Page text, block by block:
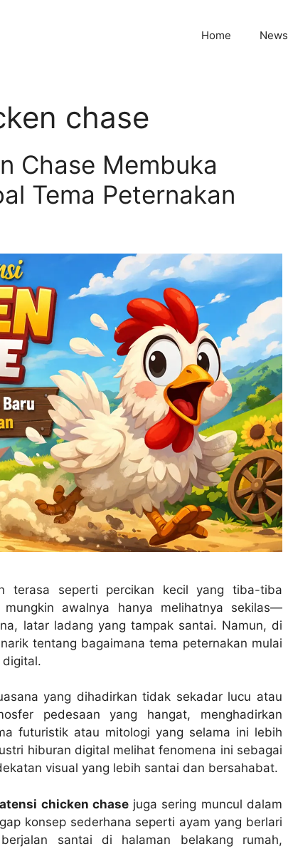
Home News
chase
Chase Membuka
Tema Peternakan
terasa seperti percikan kecil yang tiba-tiba
awalnya hanya melihatnya sekilas—
latar ladang yang tampak santai. Namun, di
tentang bagaimana tema peternakan mulai
yang dihadirkan tidak sekadar lucu atau
pedesaan yang hangat, menghadirkan
futuristik atau mitologi yang selama ini lebih
hiburan digital melihat fenomena ini sebagai
visual yang lebih santai dan bersahabat.
chicken chasejuga sering muncul dalam
konsep sederhana seperti ayam yang berlari
santai di halaman belakang rumah,